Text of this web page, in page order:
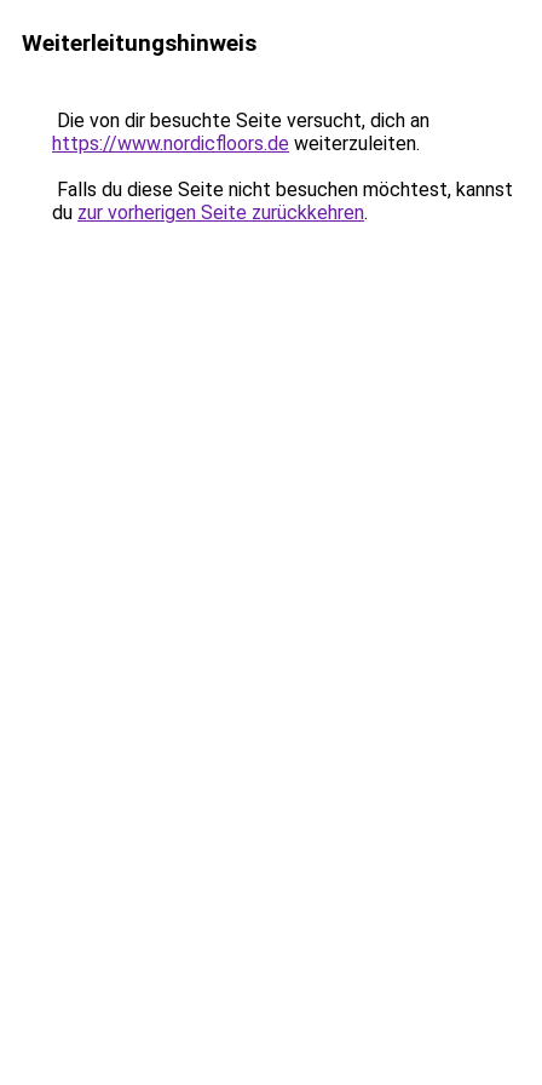
Weiterleitungshinweis
Die von dir besuchte Seite versucht, dich an
https://www.nordicfloors.de weiterzuleiten.
Falls du diese Seite nicht besuchen möchtest, kannst
du zur vorherigen Seite zurückkehren.